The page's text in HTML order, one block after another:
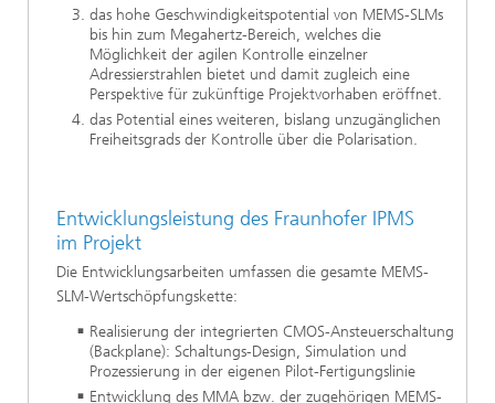
das hohe Geschwindigkeitspotential von MEMS-SLMs
bis hin zum Megahertz-Bereich, welches die
Möglichkeit der agilen Kontrolle einzelner
Adressierstrahlen bietet und damit zugleich eine
Perspektive für zukünftige Projektvorhaben eröffnet.
das Potential eines weiteren, bislang unzugänglichen
Freiheitsgrads der Kontrolle über die Polarisation.
Entwicklungsleistung des Fraunhofer IPMS
im Projekt
Die Entwicklungsarbeiten umfassen die gesamte MEMS-
SLM-Wertschöpfungskette:
Realisierung der integrierten CMOS-Ansteuerschaltung
(Backplane): Schaltungs-Design, Simulation und
Prozessierung in der eigenen Pilot-Fertigungslinie
Entwicklung des MMA bzw. der zugehörigen MEMS-